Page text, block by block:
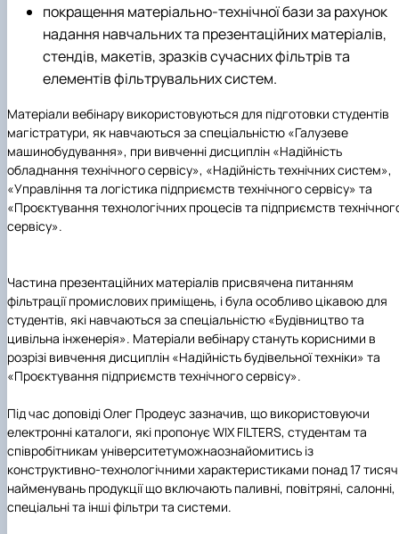
покращення матеріально-технічної бази за рахунок
надання навчальних та презентаційних матеріалів,
стендів, макетів, зразків сучасних фільтрів та
елементів фільтрувальних систем.
Матеріали вебінару використовуються для підготовки студентів
магістратури, як навчаються за спеціальністю «Галузеве
машинобудування», при вивченні дисциплін «Надійність
обладнання технічного сервісу», «Надійність технічних систем»,
«Управління та логістика підприємств технічного сервісу» та
«Проєктування технологічних процесів та підприємств
сервісу».
Частина презентаційних матеріалів присвячена питанням
фільтрації промислових приміщень, і була особливо цікавою для
студентів, які навчаються за спеціальністю «Будівництво та
цивільна інженерія». Матеріали вебінару стануть корисними в
розрізі вивчення дисциплін «Надійність будівельної техніки» та
«Проєктування підприємств технічного сервісу».
Під час доповідіОлег Продеус зазначив, що використовуючи
електронні каталоги, які пропонує WIX FILTERS, студентам та
співробітникам університетуможнаознайомитись із
конструктивно-технологічними характеристиками понад 17 тисяч
найменувань продукції що включають паливні, повітряні, салонні,
спеціальні та інші фільтри та системи.